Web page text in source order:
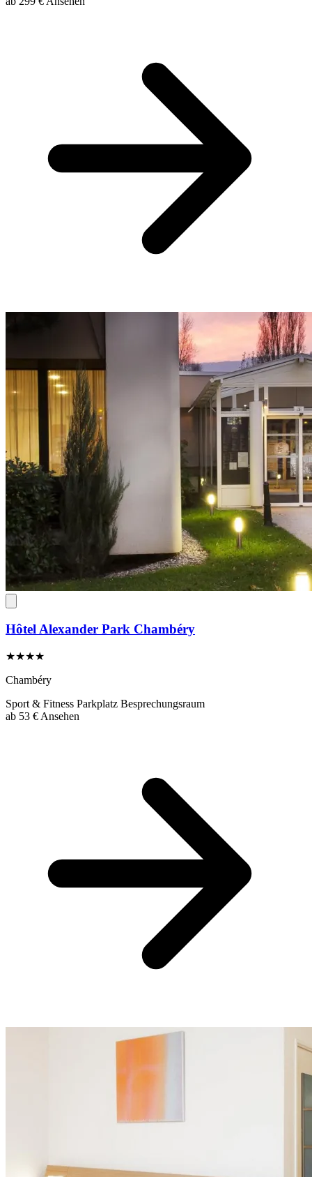
Hôtel Alexander Park Chambéry
★★★★
Chambéry
Sport & Fitness Parkplatz Besprechungsraum
ab 53 €Ansehen